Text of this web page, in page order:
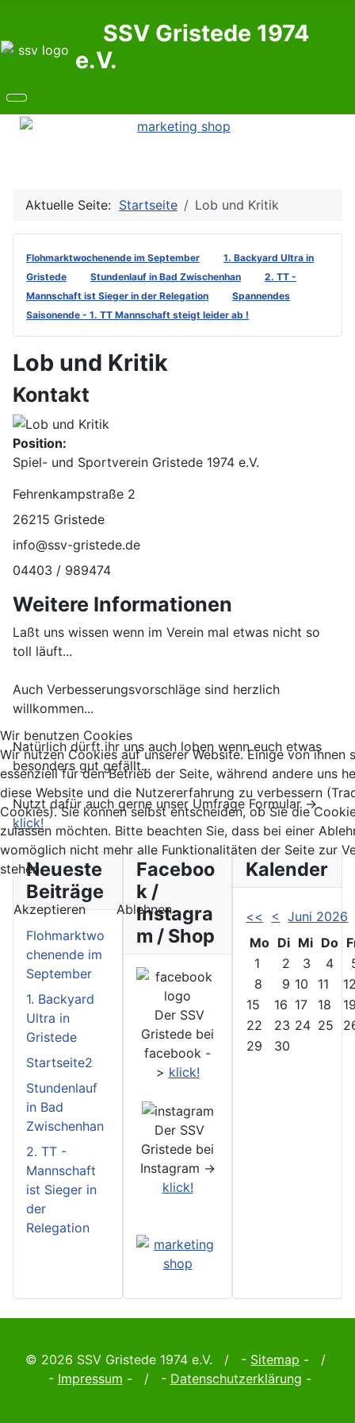
SSV Gristede 1974
e.V.
Aktuelle Seite: Startseite Lob und Kritik
Flohmarktwochenende im September
1. Backyard Ultra in
Gristede
Stundenlauf in Bad Zwischenhan
2. TT -
Mannschaft ist Sieger in der Relegation
Spannendes
Saisonende - 1. TT Mannschaft steigt leider ab !
Lob und Kritik
Kontakt
Position:
Spiel- und Sportverein Gristede 1974 e.V.
Adresse:
Fehrenkampstraße 2
26215 Gristede
E-Mail:
info@ssv-gristede.de
Telefon:
04403 / 989474
Weitere Informationen
Weitere Informationen
Laßt uns wissen wenn im Verein mal etwas nicht so
toll läuft...
Auch Verbesserungsvorschläge sind herzlich
willkommen...
Natürlich dürft ihr uns auch loben wenn euch etwas
besonders gut gefällt...
Nutzt dafür auch gerne unser Umfrage Formular ->
klick!
Neueste
Beiträge
Flohmarktwo
chenende im
September
1. Backyard
Ultra in
Gristede
Startseite2
Stundenlauf
in Bad
Zwischenhan
2. TT -
Mannschaft
ist Sieger in
der
Relegation
Faceboo
k /
Instagra
m / Shop
Der SSV
Gristede bei
facebook -
> klick!
Der SSV
Gristede bei
Instagram ->
klick!
Kalender
<< <
Juni 2026
Mo Di Mi Do
1
2 3 4
8
9 10 11
15
16 17 18
22
23 24 25
29
30
© 2026 SSV Gristede 1974 e.V. / - Sitemap - /
- Impressum - / - Datenschutzerklärung -
Wir benutzen Cookies
Wir nutzen Cookies auf unserer Website. Einige von ihnen
essenziell für den Betrieb der Seite, während andere uns
diese Website und die Nutzererfahrung zu verbessern
Cookies). Sie können selbst entscheiden, ob Sie die
zulassen möchten. Bitte beachten Sie, dass bei einer
womöglich nicht mehr alle Funktionalitäten der Seite zur
stehen.
Akzeptieren Ablehnen